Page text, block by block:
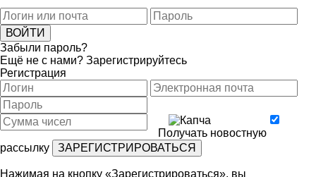
Забыли пароль?
Ещё не с нами? Зарегистрируйтесь
Регистрация
Получать новостную
рассылку
Нажимая на кнопку «Зарегистрироваться», вы